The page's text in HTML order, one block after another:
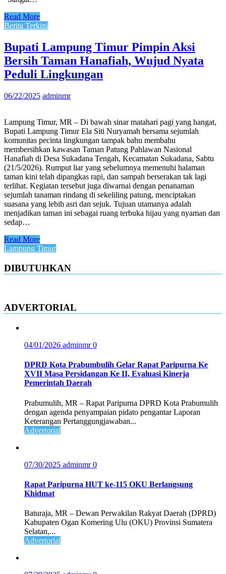
Read More
Berita Terkini
Bupati Lampung Timur Pimpin Aksi
Bersih Taman Hanafiah, Wujud Nyata
Peduli Lingkungan
06/22/2025 adminmr
Lampung Timur, MR – Di bawah sinar matahari pagi yang hangat,
Bupati Lampung Timur Ela Siti Nuryamah bersama sejumlah
komunitas pecinta lingkungan tampak bahu membahu
membersihkan kawasan Taman Patung Pahlawan Nasional
Hanafiah di Desa Sukadana Tengah, Kecamatan Sukadana, Sabtu
(21/5/2026). Rumput liar yang sebelumnya memenuhi halaman
taman kini telah dipangkas rapi, dan sampah berserakan tak lagi
terlihat. Kegiatan tersebut juga diwarnai dengan penanaman
sejumlah tanaman rindang di sekeliling patung, menciptakan
suasana yang lebih asri dan sejuk. Tujuan utamanya adalah
menjadikan taman ini sebagai ruang terbuka hijau yang nyaman dan
sedap…
Read More
Lampung Timur
DIBUTUHKAN
ADVERTORIAL
04/01/2026 adminmr0
DPRD Kota Prabumbulih Gelar Rapat Paripurna Ke
XVII Masa Persidangan Ke II, Evaluasi Kinerja
Pemerintah Daerah
Prabumulih, MR – Rapat Paripurna DPRD Kota Prabumulih
dengan agenda penyampaian pidato pengantar Laporan
Keterangan Pertanggungjawaban...
Advertorial
07/30/2025 adminmr0
Rapat Paripurna HUT ke-115 OKU Berlangsung
Khidmat
Baturaja, MR – Dewan Perwakilan Rakyat Daerah (DPRD)
Kabupaten Ogan Komering Ulu (OKU) Provinsi Sumatera
Selatan,...
Advertorial